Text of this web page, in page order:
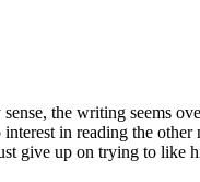
the writing
in reading the
give up on trying to like